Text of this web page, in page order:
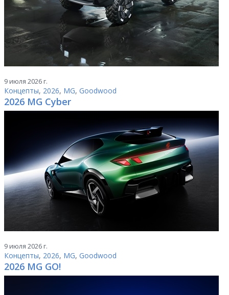
9 июля 2026 г.
Концепты, 2026, MG, Goodwood
2026 MG Cyber
9 июля 2026 г.
Концепты, 2026, MG, Goodwood
2026 MG GO!